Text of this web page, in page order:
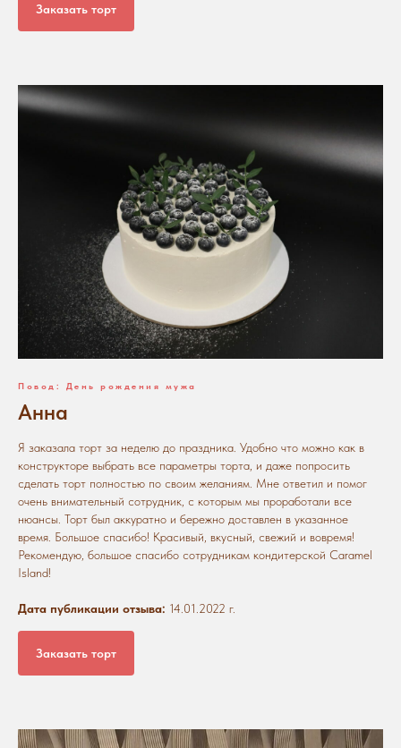
Заказать торт
Повод: День рождения мужа
Анна
Я заказала торт за неделю до праздника. Удобно что можно как в
конструкторе выбрать все параметры торта, и даже попросить
сделать торт полностью по своим желаниям. Мне ответил и помог
очень внимательный сотрудник, с которым мы проработали все
нюансы. Торт был аккуратно и бережно доставлен в указанное
время. Большое спасибо! Красивый, вкусный, свежий и вовремя!
Рекомендую, большое спасибо сотрудникам кондитерской Caramel
Island!
Дата публикации отзыва: 14.01.2022 г.
Заказать торт